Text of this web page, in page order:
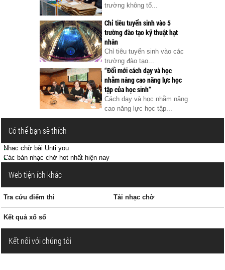
trường không tổ...
Chỉ tiêu tuyển sinh vào 5
trường đào tạo kỹ thuật hạt
nhân
Chỉ tiêu tuyển sinh vào các
trường đào tạo...
“Đổi mới cách dạy và học
nhằm nâng cao năng lực học
tập của học sinh”
Cách dạy và học nhằm nâng
cao năng lực học tập...
Có thể bạn sẽ thích
Nhạc chờ bài Unti you
Các bản nhạc chờ hot nhất hiện nay
Web tiện ích khác
Tra cứu điểm thi Tải nhạc chờ
Kết quả xổ số
Kết nối với chúng tôi